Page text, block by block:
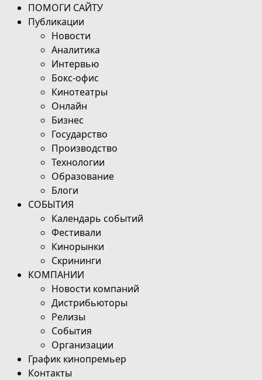
ПОМОГИ САЙТУ
Публикации
Новости
Аналитика
Интервью
Бокс-офис
Кинотеатры
Онлайн
Бизнес
Государство
Производство
Технологии
Образование
Блоги
СОБЫТИЯ
Календарь событий
Фестивали
Кинорынки
Скрининги
КОМПАНИИ
Новости компаний
Дистрибьюторы
Релизы
События
Организации
График кинопремьер
Контакты